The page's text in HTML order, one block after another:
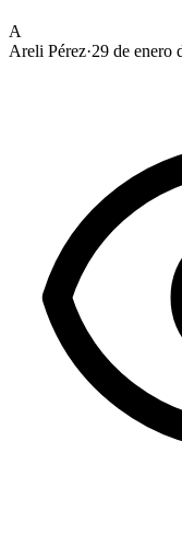
A
Areli Pérez·29 de enero